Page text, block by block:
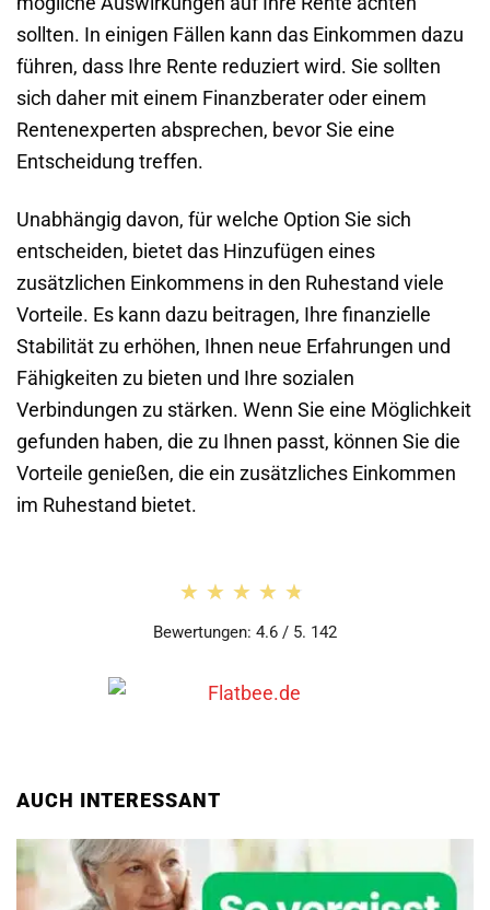
sollten. In einigen Fällen kann das Einkommen dazu
führen, dass Ihre Rente reduziert wird. Sie sollten
sich daher mit einem Finanzberater oder einem
Rentenexperten absprechen, bevor Sie eine
Entscheidung treffen.
Unabhängig davon, für welche Option Sie sich
entscheiden, bietet das Hinzufügen eines
zusätzlichen Einkommens in den Ruhestand viele
Vorteile. Es kann dazu beitragen, Ihre finanzielle
Stabilität zu erhöhen, Ihnen neue Erfahrungen und
Fähigkeiten zu bieten und Ihre sozialen
Verbindungen zu stärken. Wenn Sie eine Möglichkeit
gefunden haben, die zu Ihnen passt, können Sie die
Vorteile genießen, die ein zusätzliches Einkommen
im Ruhestand bietet.
★★★★★
★★★★★
Bewertungen: 4.6 / 5. 142
AUCH INTERESSANT